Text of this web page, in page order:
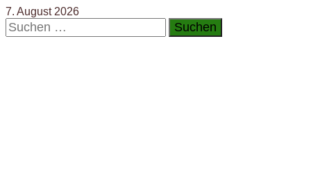
7. August 2026
Suchen
nach: